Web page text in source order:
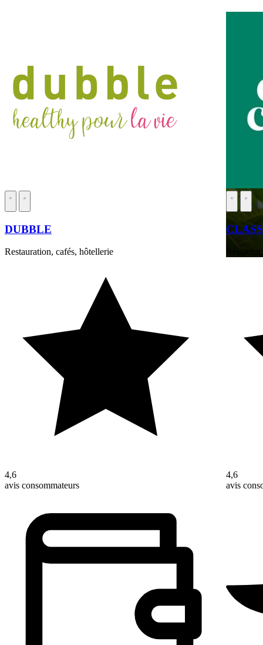
DUBBLE
Restauration, cafés, hôtellerie
4,6
avis consommateurs
4,6
avis